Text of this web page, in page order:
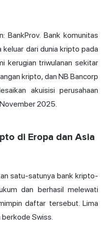
BankProv. Bank komunitas
dari dunia kripto pada
kerugian triwulanan sekitar
kripto, dan NB Bancorp
akuisisi perusahaan
2025.
di Eropa dan Asia
satu-satunya bank kripto-
dan berhasil melewati
daftar tersebut. Lima
berkode Swiss.